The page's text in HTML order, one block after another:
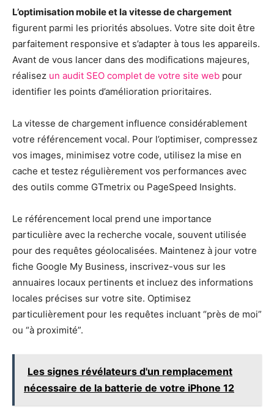
L’optimisation mobile et la vitesse de chargement
figurent parmi les priorités absolues. Votre site doit être
parfaitement responsive et s’adapter à tous les appareils.
Avant de vous lancer dans des modifications majeures,
réalisez un audit SEO complet de votre site web pour
identifier les points d’amélioration prioritaires.
La vitesse de chargement influence considérablement
votre référencement vocal. Pour l’optimiser, compressez
vos images, minimisez votre code, utilisez la mise en
cache et testez régulièrement vos performances avec
des outils comme GTmetrix ou PageSpeed Insights.
Le référencement local prend une importance
particulière avec la recherche vocale, souvent utilisée
pour des requêtes géolocalisées. Maintenez à jour votre
fiche Google My Business, inscrivez-vous sur les
annuaires locaux pertinents et incluez des informations
locales précises sur votre site. Optimisez
particulièrement pour les requêtes incluant “près de moi”
ou “à proximité”.
Les signes révélateurs d'un remplacement
nécessaire de la batterie de votre iPhone 12